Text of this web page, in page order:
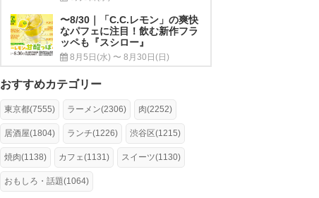
〜8/30｜「C.C.レモン」の爽快
なパフェに注目！飲む新作フラ
ッペも『スシロー』
8月5日(水) 〜 8月30日(日)
おすすめカテゴリー
東京都(7555) ラーメン(2306) 肉(2252)
居酒屋(1804) ランチ(1226) 渋谷区(1215)
焼肉(1138) カフェ(1131) スイーツ(1130)
おもしろ・話題(1064)